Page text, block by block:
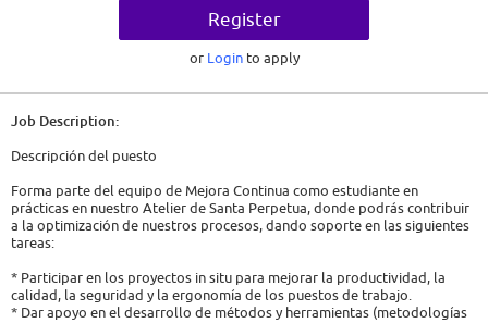
Register
or Loginto apply
Job Description:
Descripción del puesto
Forma parte del equipo de Mejora Continua como estudiante en
prácticas en nuestro Atelier de Santa Perpetua, donde podrás contribuir
a la optimización de nuestros procesos, dando soporte en las siguientes
tareas:
* Participar en los proyectos in situ para mejorar la productividad, la
calidad, la seguridad y la ergonomía de los puestos de trabajo.
* Dar apoyo en el desarrollo de métodos y herramientas (metodologías